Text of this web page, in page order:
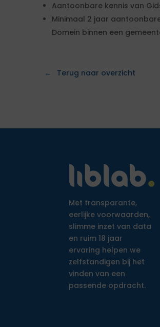
Aantoonbare kennis van
Minimaal 2 jaar
Domein binnen een
Terug naar overzicht
Met transparante,
eerlijke voorwaarden,
slimme inzet van data
en ruim 18 jaar
ervaring helpen we
zelfstandigen bij het
vinden van een
passende opdracht.